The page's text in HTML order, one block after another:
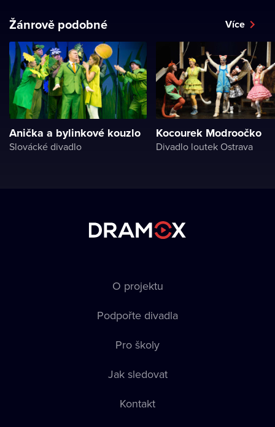
Žánrově podobné Více
Anička a bylinkové kouzlo
Slovácké divadlo
Kocourek Modroočko
Divadlo loutek Ostrava
O projektu
Podpořte divadla
Pro školy
Jak sledovat
Kontakt